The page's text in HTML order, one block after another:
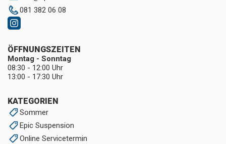
081 382 06 08
KATEGORIEN
Sommer
Epic Suspension
Online Servicetermin
ÖFFNUNGSZEITEN
Montag - Sonntag
08:30 - 12:00 Uhr
13:00 - 17:30 Uhr